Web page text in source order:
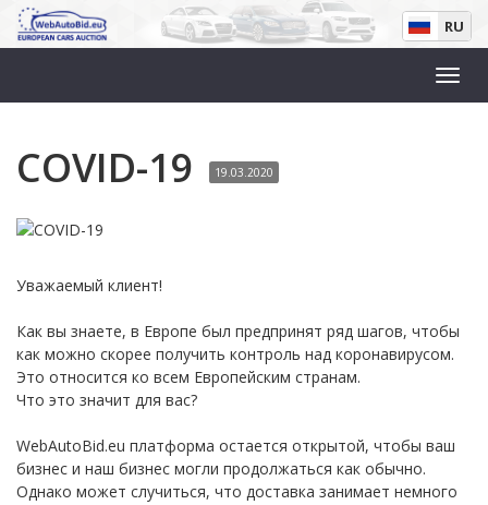
RU
COVID-19 19.03.2020
Уважаемый клиент!
Как вы знаете, в Европе был предпринят ряд шагов, чтобы
как можно скорее получить контроль над коронавирусом.
Это относится ко всем Европейским странам.
Что это значит для вас?
WebAutoBid.eu платформа остается открытой, чтобы ваш
бизнес и наш бизнес могли продолжаться как обычно.
Однако может случиться, что доставка занимает немного